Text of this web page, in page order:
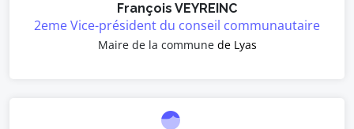
François VEYREINC
2eme Vice-président du conseil communautaire
Maire de la commune de Lyas